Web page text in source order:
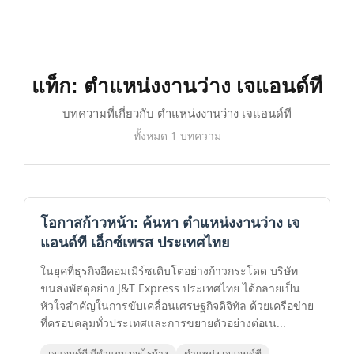
แท็ก: ตําแหน่งงานว่าง เจแอนด์ที
บทความที่เกี่ยวกับ ตําแหน่งงานว่าง เจแอนด์ที
ทั้งหมด 1 บทความ
โอกาสก้าวหน้า: ค้นหา ตําแหน่งงานว่าง เจ
แอนด์ที เอ็กซ์เพรส ประเทศไทย
ในยุคที่ธุรกิจอีคอมเมิร์ซเติบโตอย่างก้าวกระโดด บริษัท
ขนส่งพัสดุอย่าง J&T Express ประเทศไทย ได้กลายเป็น
หัวใจสำคัญในการขับเคลื่อนเศรษฐกิจดิจิทัล ด้วยเครือข่าย
ที่ครอบคลุมทั่วประเทศและการขยายตัวอย่างต่อเน...